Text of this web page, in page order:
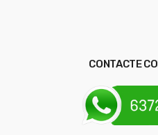
CONTACTE